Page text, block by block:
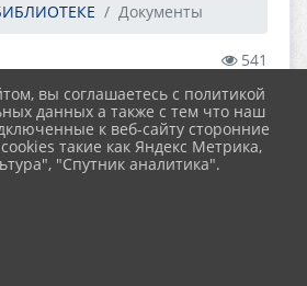
Документы
541
пользователей МКУК
26.01.2024 года (212.8 KiB)
вы соглашаетесь с политикой
данных а также с тем что наш
к веб-сайту сторонние
такие как Яндекс Метрика,
"Спутник аналитика".